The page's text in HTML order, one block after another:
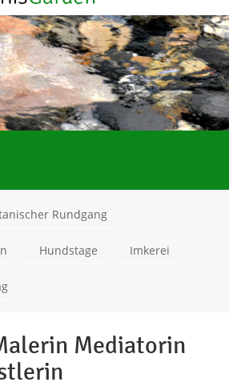
Mediatorin
Rundgang
Hundstage Imkerei